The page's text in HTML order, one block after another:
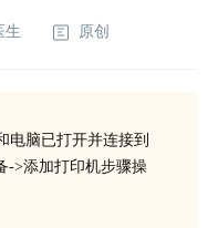
生 原创
电脑已打开并连接到
->添加打印机步骤操